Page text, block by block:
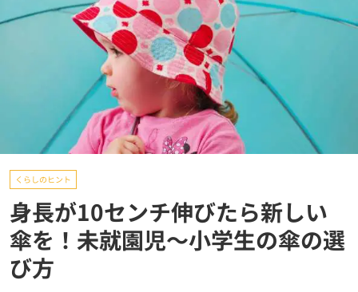
くらしのヒント
身長が10センチ伸びたら新しい
傘を！未就園児～小学生の傘の選
び方